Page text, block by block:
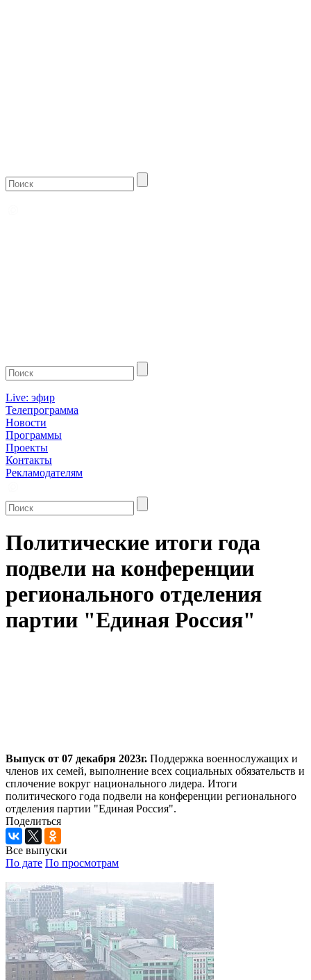
Live: эфир
Телепрограмма
Новости
Программы
Проекты
Контакты
Рекламодателям
Политические итоги года
подвели на конференции
регионального отделения
партии "Единая Россия"
Выпуск от 07 декабря 2023г. Поддержка военнослужащих и
членов их семей, выполнение всех социальных обязательств и
сплочение вокруг национального лидера. Итоги
политического года подвели на конференции регионального
отделения партии "Единая Россия".
Поделиться
Все выпуски
По дате По просмотрам